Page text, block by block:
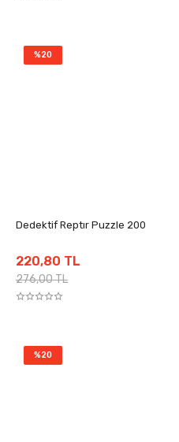
%20
Dedektif Reptır Puzzle 200
220,80 TL
276,00 TL
%20